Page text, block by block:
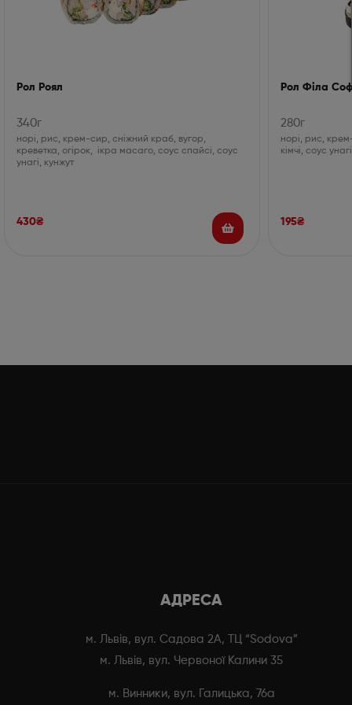
Рол Роял
340г
норі, рис, крем-сир, сніжний краб, вугор,
креветка, огірок, ікра масаго, соус спайсі, соус
унагі, кунжут
430₴
Рол Філа
280г
норі, рис,
кімчі, соус унагі
195₴
АДРЕСА
м. Львів, вул. Садова 2А, ТЦ “Sodova”
м. Львів, вул. Червоної Калини 35
м. Винники, вул. Галицька, 76а